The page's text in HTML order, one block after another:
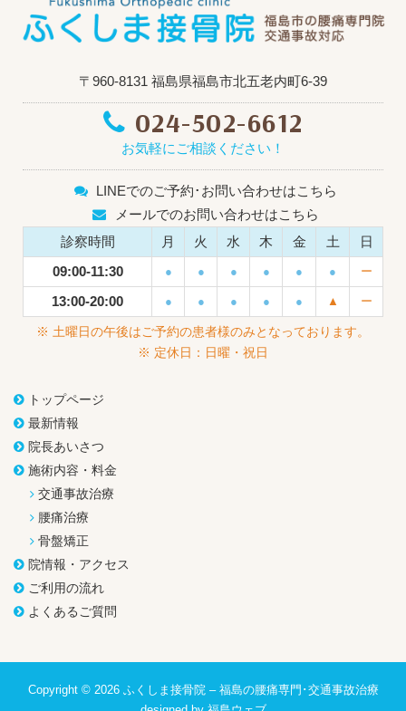
〒960-8131 福島県福島市北五老内町6-39
024-502-6612
お気軽にご相談ください！
LINEでのご予約･お問い合わせはこちら
メールでのお問い合わせはこちら
診察時間
月 火 水 木 金 土
日
09:00-11:30
● ● ● ● ● ● ー
13:00-20:00 ● ● ● ● ● ▲ ー
※ 土曜日の午後はご予約の患者様のみとなっております。
※ 定休日：日曜・祝日
トップページ
最新情報
院長あいさつ
施術内容・料金
交通事故治療
腰痛治療
骨盤矯正
院情報・アクセス
ご利用の流れ
よくあるご質問
Copyright © 2026 ふくしま接骨院 – 福島の腰痛専門･交通事故治療